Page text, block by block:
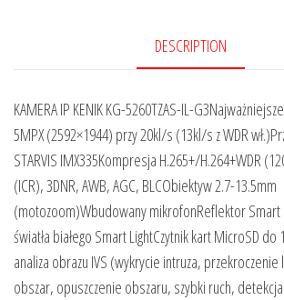
DESCRIPTION
KAMERA IP KENIK KG-5260TZAS-IL-
5MPX (2592×1944) przy 20kl/s (13kl/s z WDR
STARVIS IMX335Kompresja H.265+/H.264+WDR
(ICR), 3DNR, AWB, AGC, BLCObiektyw 2.7-13.5mm
(motozoom)Wbudowany mikrofonReflektor Smart
światła białego Smart LightCzytnik kart MicroSD do
analiza obrazu IVS (wykrycie intruza,
obszar, opuszczenie obszaru, szybki ruch, detekcja